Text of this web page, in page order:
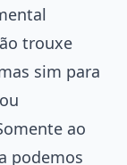
trouxe
sim para
ao
podemos